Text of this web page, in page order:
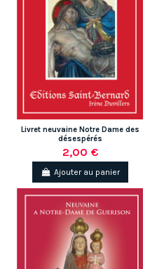
Livret neuvaine Notre Dame des
désespérés
2,00 €
Ajouter au panier